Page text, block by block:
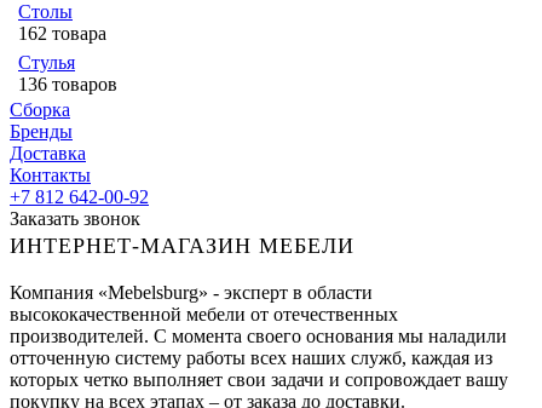
Столы
162 товара
Стулья
136 товаров
Сборка
Бренды
Доставка
Контакты
+7 812 642-00-92
Заказать звонок
ИНТЕРНЕТ-МАГАЗИН МЕБЕЛИ
Компания «Mebelsburg» - эксперт в области
высококачественной мебели от отечественных
производителей. С момента своего основания мы наладили
отточенную систему работы всех наших служб, каждая из
которых четко выполняет свои задачи и сопровождает вашу
покупку на всех этапах – от заказа до доставки.